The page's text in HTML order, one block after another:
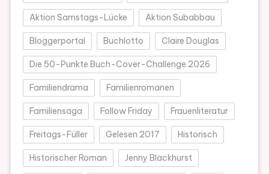
Aktion Samstags-Lücke Aktion Subabbau
Bloggerportal Buchlotto Claire Douglas
Die 50-Punkte Buch-Cover-Challenge 2026
Familiendrama Familienromanen
Familiensaga Follow Friday Frauenliteratur
Freitags-Füller Gelesen 2017 Historisch
Historischer Roman Jenny Blackhurst